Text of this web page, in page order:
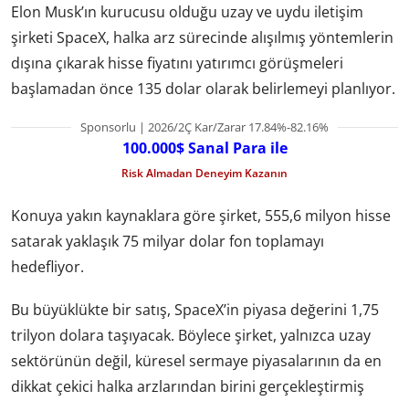
Elon Musk’ın kurucusu olduğu uzay ve uydu iletişim
şirketi SpaceX, halka arz sürecinde alışılmış yöntemlerin
dışına çıkarak hisse fiyatını yatırımcı görüşmeleri
başlamadan önce 135 dolar olarak belirlemeyi planlıyor.
Sponsorlu | 2026/2Ç Kar/Zarar 17.84%-82.16%
100.000$ Sanal Para ile
Risk Almadan Deneyim Kazanın
Konuya yakın kaynaklara göre şirket, 555,6 milyon hisse
satarak yaklaşık 75 milyar dolar fon toplamayı
hedefliyor.
Bu büyüklükte bir satış, SpaceX’in piyasa değerini 1,75
trilyon dolara taşıyacak. Böylece şirket, yalnızca uzay
sektörünün değil, küresel sermaye piyasalarının da en
dikkat çekici halka arzlarından birini gerçekleştirmiş